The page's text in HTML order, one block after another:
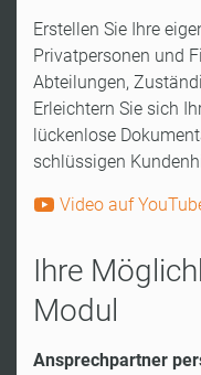
Erstellen Sie Ihre
Privatpersonen und
Abteilungen,
Erleichtern Sie sich
lückenlose
schlüssigen
Video auf
Ihre
Modul
Ansprechpartner